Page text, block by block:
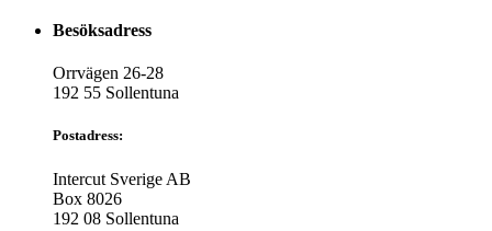
Besöksadress
Orrvägen 26-28
192 55 Sollentuna
Postadress:
Intercut Sverige AB
Box 8026
192 08 Sollentuna